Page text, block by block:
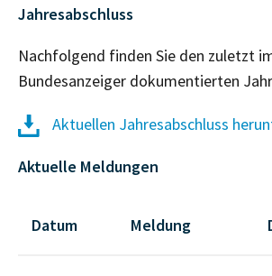
Jahresabschluss
Nachfolgend finden Sie den zuletzt
Bundesanzeiger dokumentierten
Aktuellen Jahresabschluss
Aktuelle Meldungen
Datum Meldung